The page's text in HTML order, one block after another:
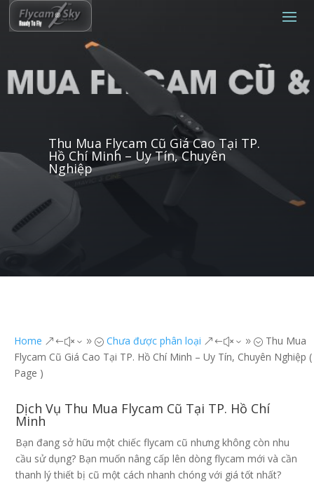
Thu Mua Flycam Cũ Giá Cao Tại TP.
Hồ Chí Minh – Uy Tín, Chuyên
Nghiệp
Home &#x39; Chưa được phân loại &#x39; Thu Mua
Flycam Cũ Giá Cao Tại TP. Hồ Chí Minh – Uy Tín, Chuyên Nghiệp (
Page )
Dịch Vụ Thu Mua Flycam Cũ Tại TP. Hồ Chí
Minh
Bạn đang sở hữu một chiếc flycam cũ nhưng không còn nhu
cầu sử dụng? Bạn muốn nâng cấp lên dòng flycam mới và cần
thanh lý thiết bị cũ một cách nhanh chóng với giá tốt nhất?